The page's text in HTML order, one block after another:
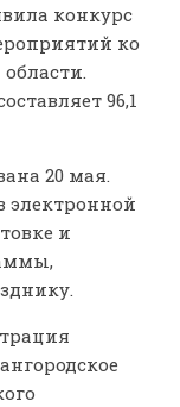
конкурс
ко
96,1
20 мая.
электронной
и